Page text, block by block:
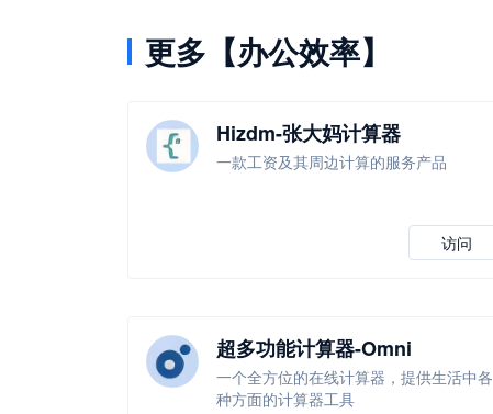
更多【办公效率】
Hizdm-张大妈计算器
一款工资及其周边计算的服务产品
访问
超多功能计算器-Omni
Calculator
一个全方位的在线计算器，提供生活中各
种方面的计算器工具